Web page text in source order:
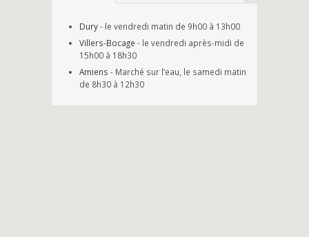
Dury- le vendredi matin de 9h00 à 13h00
Villers-Bocage - le vendredi après-midi de
15h00 à 18h30
Amiens - Marché sur l’eau, le samedi matin
de 8h30 à 12h30